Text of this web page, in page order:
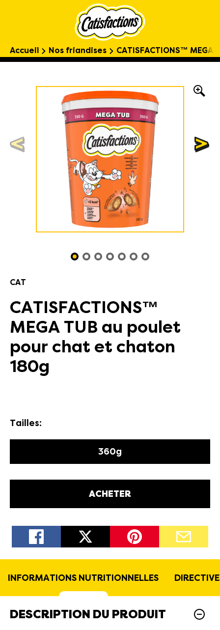
Accueil Nos friandises CATISFACTIONS™
CAT
CATISFACTIONS™
MEGA TUB au poulet
pour chat et chaton
180g
Tailles:
360g
ACHETER
INFORMATIONS NUTRITIONNELLES
DESCRIPTION DU PRODUIT